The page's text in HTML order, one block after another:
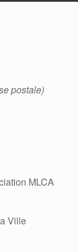
postale)
MLCA
Ville